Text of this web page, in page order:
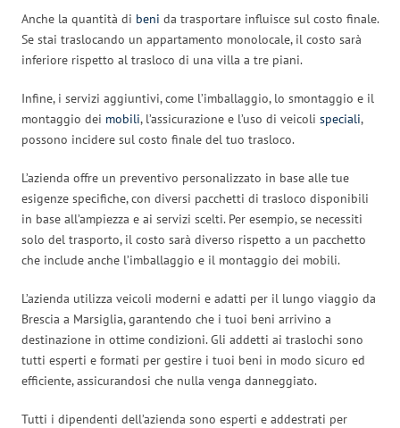
Anche la quantità di beni da trasportare influisce sul costo finale.
Se stai traslocando un appartamento monolocale, il costo sarà
inferiore rispetto al trasloco di una villa a tre piani.
Infine, i servizi aggiuntivi, come l’imballaggio, lo smontaggio e il
montaggio dei mobili, l’assicurazione e l’uso di veicoli speciali,
possono incidere sul costo finale del tuo trasloco.
L’azienda offre un preventivo personalizzato in base alle tue
esigenze specifiche, con diversi pacchetti di trasloco disponibili
in base all’ampiezza e ai servizi scelti. Per esempio, se necessiti
solo del trasporto, il costo sarà diverso rispetto a un pacchetto
che include anche l’imballaggio e il montaggio dei mobili.
L’azienda utilizza veicoli moderni e adatti per il lungo viaggio da
Brescia a Marsiglia, garantendo che i tuoi beni arrivino a
destinazione in ottime condizioni. Gli addetti ai traslochi sono
tutti esperti e formati per gestire i tuoi beni in modo sicuro ed
efficiente, assicurandosi che nulla venga danneggiato.
Tutti i dipendenti dell’azienda sono esperti e addestrati per